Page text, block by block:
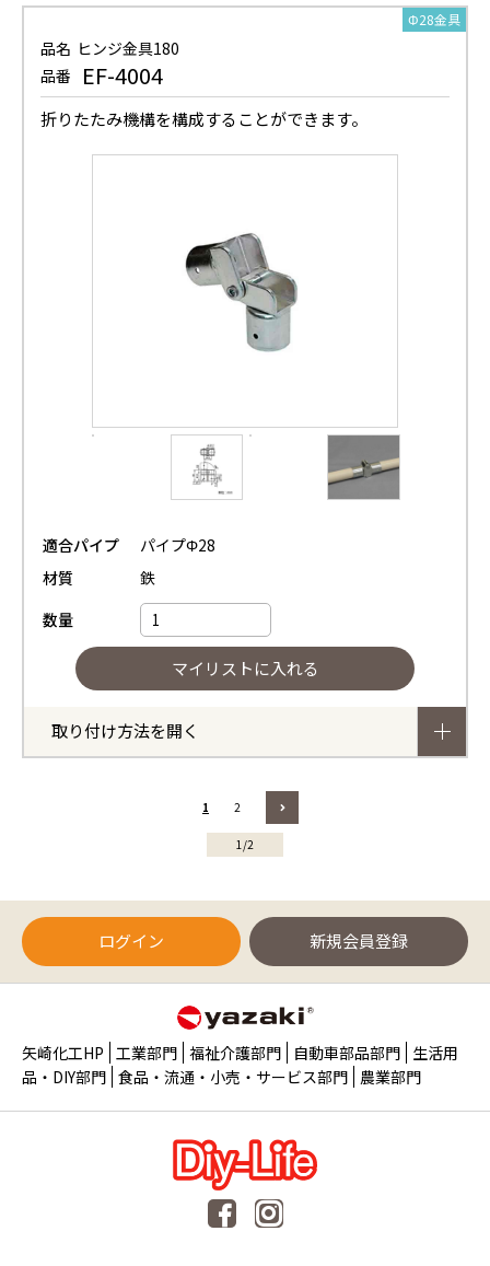
Φ28金具
品名 ヒンジ金具180
品番
EF-4004
折りたたみ機構を構成することができます。
適合パイプ
パイプΦ28
材質
鉄
数量
取り付け方法を開く
1/2
1 2
ログイン 新規会員登録
矢崎化工HP 工業部門 福祉介護部門 自動車部品部門 生活用
品・DIY部門 食品・流通・小売・サービス部門 農業部門